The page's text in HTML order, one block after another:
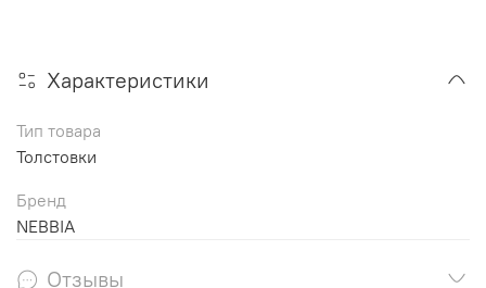
Характеристики
Тип товара
Толстовки
Бренд
NEBBIA
Отзывы